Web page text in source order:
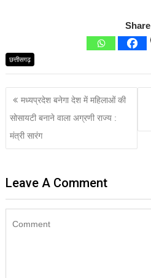
Share
छत्तीसगढ़
मध्यप्रदेश बनेगा देश में महिलाओं की
सोसायटी बनाने वाला अग्रणी राज्य :
मंत्री सारंग
Leave A Comment